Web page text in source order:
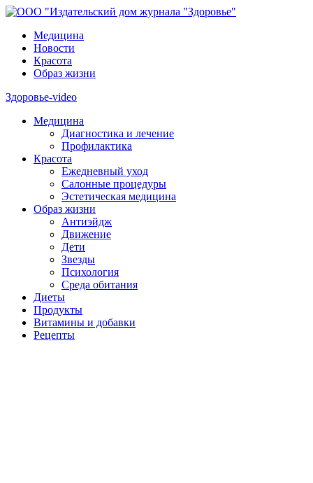
Медицина
Новости
Красота
Образ жизни
Здоровье-video
Медицина
Диагностика и лечение
Профилактика
Красота
Ежедневный уход
Салонные процедуры
Эстетическая медицина
Образ жизни
Антиэйдж
Движение
Дети
Звезды
Психология
Среда обитания
Диеты
Продукты
Витамины и добавки
Рецепты